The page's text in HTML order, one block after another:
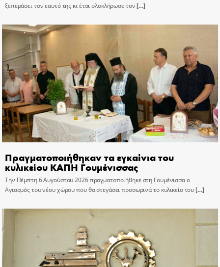
ξεπεράσει τον εαυτό της κι έτσι ολοκλήρωσε τον[…]
Πραγματοποιήθηκαν τα εγκαίνια του
κυλικείου ΚΑΠΗ Γουμένισσας
Την Πέμπτη 6 Αυγούστου 2026 πραγματοποιήθηκε στη Γουμένισσα ο
Αγιασμός του νέου χώρου που θα στεγάσει προσωρινά το κυλικείο του[…]